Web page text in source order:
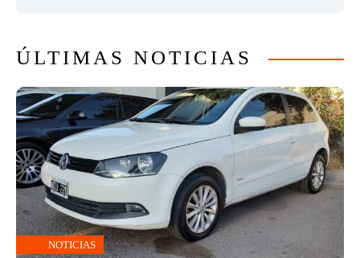
ÚLTIMAS NOTICIAS
NOTICIAS